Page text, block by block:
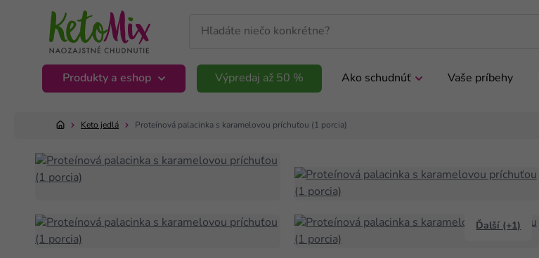
Produkty a eshop Výpredaj až 50 % Ako schudnúť Vaše príbehy
Keto jedlá Proteínová palacinka s karamelovou príchuťou (1 porcia)
Ďalší (+1)